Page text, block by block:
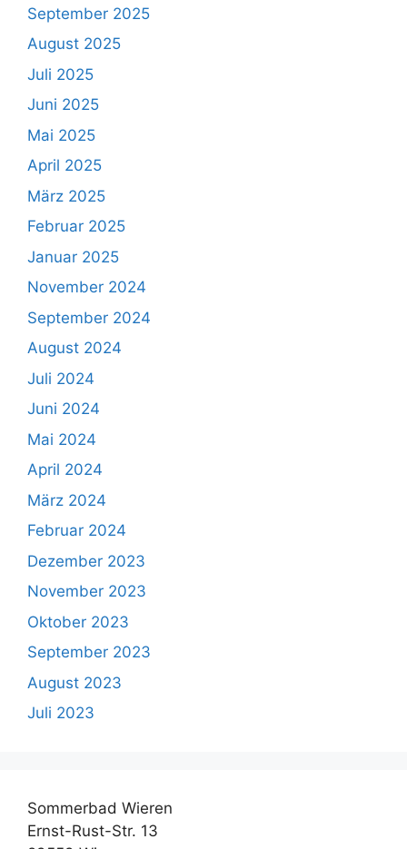
September 2025
August 2025
Juli 2025
Juni 2025
Mai 2025
April 2025
März 2025
Februar 2025
Januar 2025
November 2024
September 2024
August 2024
Juli 2024
Juni 2024
Mai 2024
April 2024
März 2024
Februar 2024
Dezember 2023
November 2023
Oktober 2023
September 2023
August 2023
Juli 2023
Sommerbad Wieren
Ernst-Rust-Str. 13